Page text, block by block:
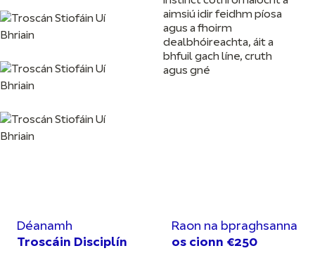
aimsiú idir feidhm píosa
agus a fhoirm
dealbhóireachta, áit a
bhfuil gach líne, cruth
agus gné
Déanamh
Troscáin Disciplín
Raon na bpraghsanna
os cionn €250